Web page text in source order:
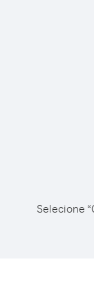
Selecione